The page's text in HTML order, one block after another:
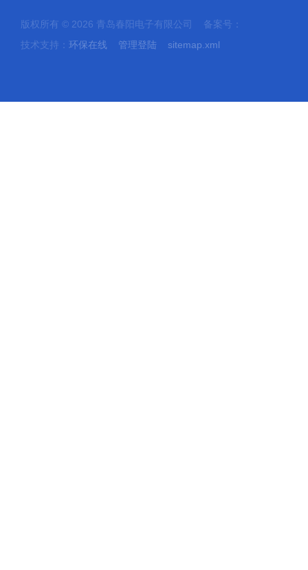
版权所有 © 2026 青岛春阳电子有限公司 备案号：
技术支持： 环保在线 管理登陆 sitemap.xml